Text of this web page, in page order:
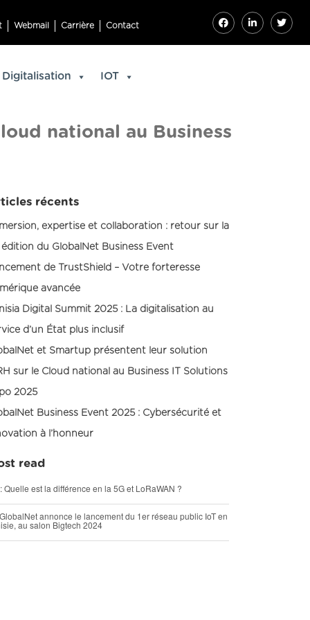
Webmail Carrière Contact
Digitalisation IOT
national au Business
récents
expertise et collaboration : retour sur la
édition du GlobalNet Business Event
de TrustShield – Votre forteresse
avancée
Digital Summit 2025 : La digitalisation au
d’un État plus inclusif
et Smartup présentent leur solution
sur le Cloud national au Business IT Solutions
2025
Business Event 2025 : Cybersécurité et
à l’honneur
read
Quelle est la différence en la 5G et LoRaWAN ?
annonce le lancement du 1er réseau public IoT en
au salon Bigtech 2024